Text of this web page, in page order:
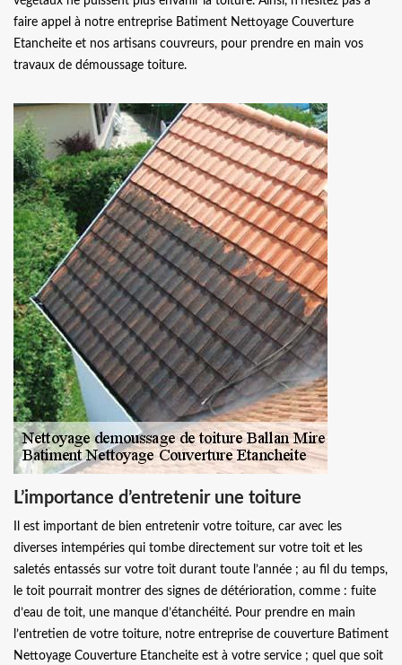
faire appel à notre entreprise Batiment Nettoyage Couverture
Etancheite et nos artisans couvreurs, pour prendre en main vos
travaux de démoussage toiture.
L’importance d’entretenir une toiture
Il est important de bien entretenir votre toiture, car avec les
diverses intempéries qui tombe directement sur votre toit et les
saletés entassés sur votre toit durant toute l’année ; au fil du temps,
le toit pourrait montrer des signes de détérioration, comme : fuite
d’eau de toit, une manque d’étanchéité. Pour prendre en main
l’entretien de votre toiture, notre entreprise de couverture Batiment
Nettoyage Couverture Etancheite est à votre service ; quel que soit